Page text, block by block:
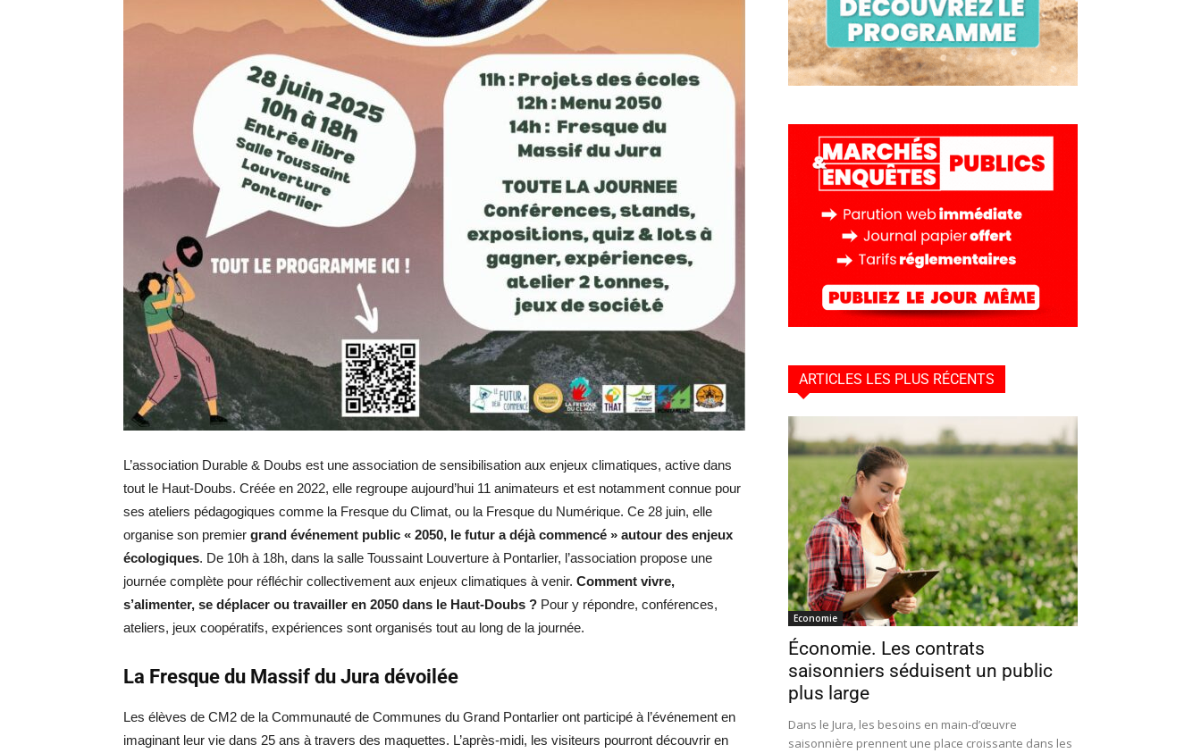
L’association Durable & Doubs est une association de sensibilisation aux enjeux climatiques, active dans
tout le Haut-Doubs. Créée en 2022, elle regroupe aujourd’hui 11 animateurs et est notamment connue pour
ses ateliers pédagogiques comme la Fresque du Climat, ou la Fresque du Numérique. Ce 28 juin, elle
organise son premier grand événement public « 2050, le futur a déjà commencé » autour des enjeux
écologiques. De 10h à 18h, dans la salle Toussaint Louverture à Pontarlier, l’association propose une
journée complète pour réfléchir collectivement aux enjeux climatiques à venir. Comment vivre,
s’alimenter, se déplacer ou travailler en 2050 dans le Haut-Doubs ? Pour y répondre, conférences,
ateliers, jeux coopératifs, expériences sont organisés tout au long de la journée.
La Fresque du Massif du Jura dévoilée
Les élèves de CM2 de la Communauté de Communes du Grand Pontarlier ont participé à l’événement en
imaginant leur vie dans 25 ans à travers des maquettes. L’après-midi, les visiteurs pourront découvrir en
ARTICLES LES PLUS RÉCENTS
Economie
Économie. Les contrats
saisonniers séduisent un public
plus large
Dans le Jura, les besoins en main-d’œuvre
saisonnière prennent une place croissante dans les